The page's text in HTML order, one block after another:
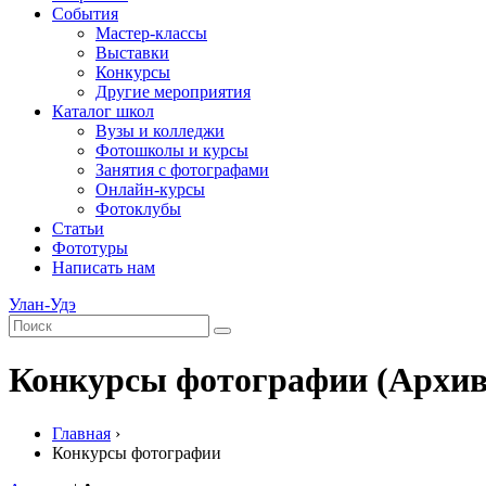
События
Мастер-классы
Выставки
Конкурсы
Другие мероприятия
Каталог школ
Вузы и колледжи
Фотошколы и курсы
Занятия с фотографами
Онлайн-курсы
Фотоклубы
Статьи
Фототуры
Написать нам
Улан-Удэ
Конкурсы фотографии
Главная ›
Конкурсы фотографии